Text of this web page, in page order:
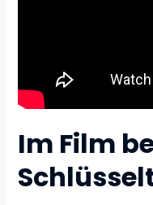
Im Film